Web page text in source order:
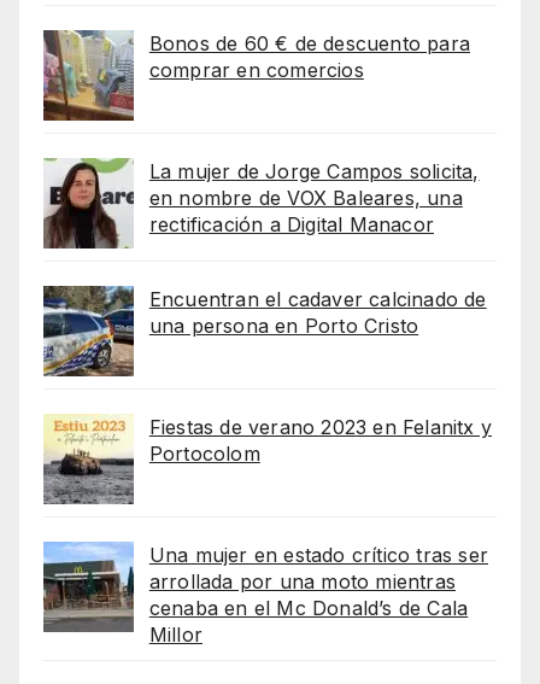
Bonos de 60 € de descuento para
comprar en comercios
La mujer de Jorge Campos solicita,
en nombre de VOX Baleares, una
rectificación a Digital Manacor
Encuentran el cadaver calcinado de
una persona en Porto Cristo
Fiestas de verano 2023 en Felanitx y
Portocolom
Una mujer en estado crítico tras ser
arrollada por una moto mientras
cenaba en el Mc Donald’s de Cala
Millor